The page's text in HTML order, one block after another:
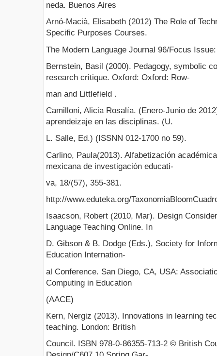
neda. Buenos Aires
Arnó-Macià, Elisabeth (2012) The Role of
Specific Purposes Courses.
The Modern Language Journal 96/Focus
Bernstein, Basil (2000). Pedagogy, symbolic
research critique. Oxford: Oxford: Row-
man and Littlefield .
Camilloni, Alicia Rosalía. (Enero-Junio de
aprendeizaje en las disciplinas. (U.
L. Salle, Ed.) (ISSNN 012-1700 no 59).
Carlino, Paula(2013). Alfabetización
mexicana de investigación educati-
va, 18/(57), 355-381.
http://www.eduteka.org/
Isaacson, Robert (2010, Mar). Design
Language Teaching Online. In
D. Gibson & B. Dodge (Eds.), Society for
Education Internation-
al Conference. San Diego, CA, USA:
Computing in Education
(AACE)
Kern, Nergiz (2013). Innovations in learning
teaching. London: British
Council. ISBN 978-0-86355-713-2 © British